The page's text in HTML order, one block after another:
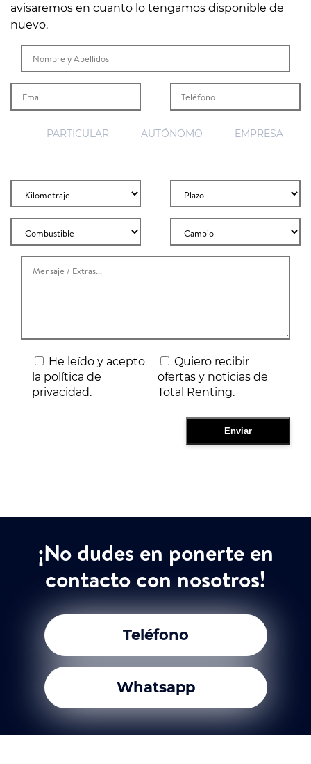
avisaremos en cuanto lo tengamos disponible de
nuevo.
PARTICULAR AUTÓNOMO EMPRESA
He leído y acepto
la política de
privacidad.
Quiero recibir
ofertas y noticias de
Total Renting.
¡No dudes en ponerte en
contacto con nosotros!
Teléfono
Whatsapp